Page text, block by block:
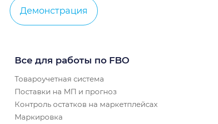
Демонстрация
Все для работы по FBO
Товароучетная система
Поставки на МП и прогноз
Контроль остатков на маркетплейсах
Маркировка